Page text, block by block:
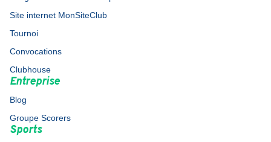
Site internet MonSiteClub
Tournoi
Convocations
Clubhouse
Entreprise
Blog
Groupe Scorers
Sports